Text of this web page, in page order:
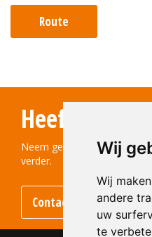
Wij
Wij
andere
uw
te
Route
Heeft u
Neem gerust contact met
verder.
Contact opnemen